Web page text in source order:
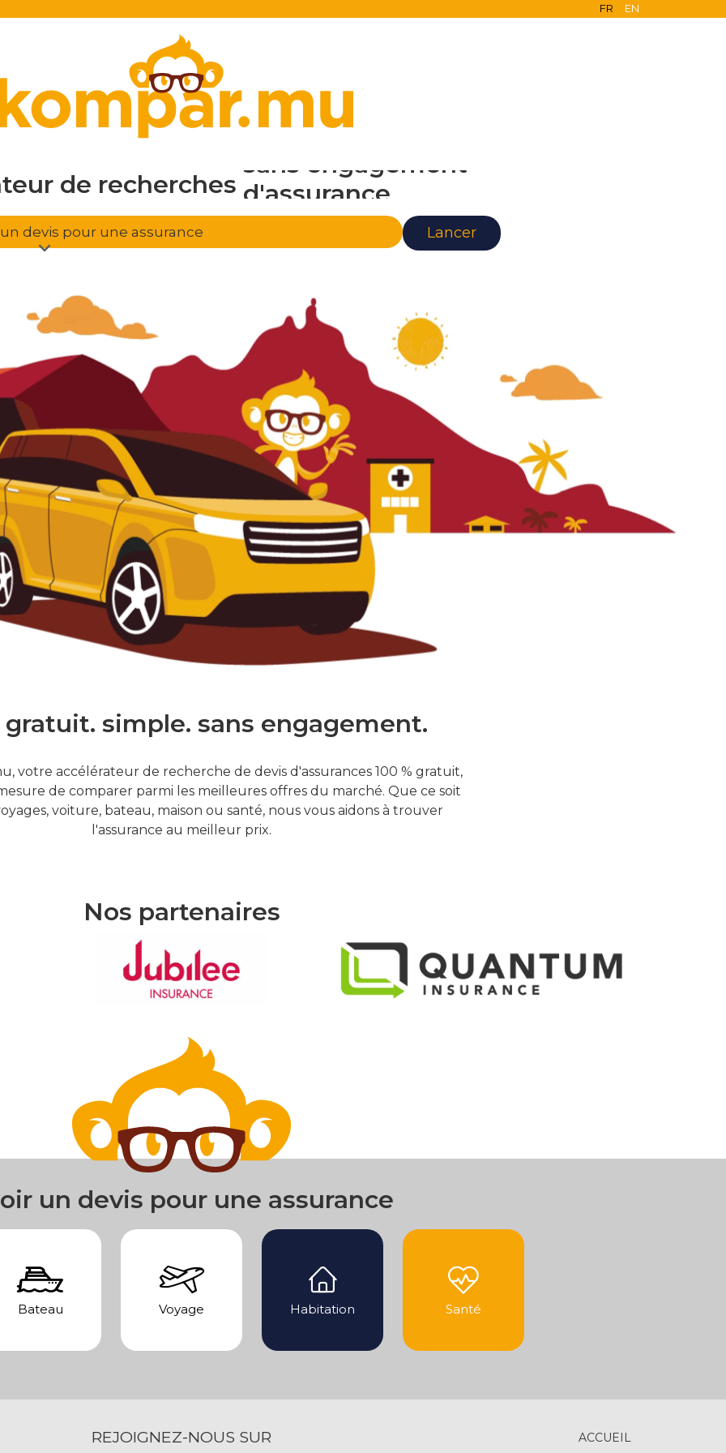
FR EN
de recherches
en ligne
gratuit
d'assurance
devis pour une assurance Lancer
gratuit. simple. sans engagement.
votre accélérateur de recherche de devis d'assurances 100 % gratuit,
de comparer parmi les meilleures offres du marché. Que ce soit
voiture, bateau, maison ou santé, nous vous aidons à trouver
l'assurance au meilleur prix.
Nos partenaires
un devis pour une assurance
Bateau Voyage Habitation Santé
REJOIGNEZ-NOUS SUR
ACCUEIL